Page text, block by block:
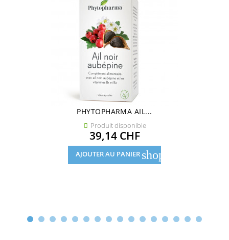
PHYTOPHARMA AIL...
 Produit disponible
Prix
39,14 CHF
AJOUTER AU PANIER shopping_cart